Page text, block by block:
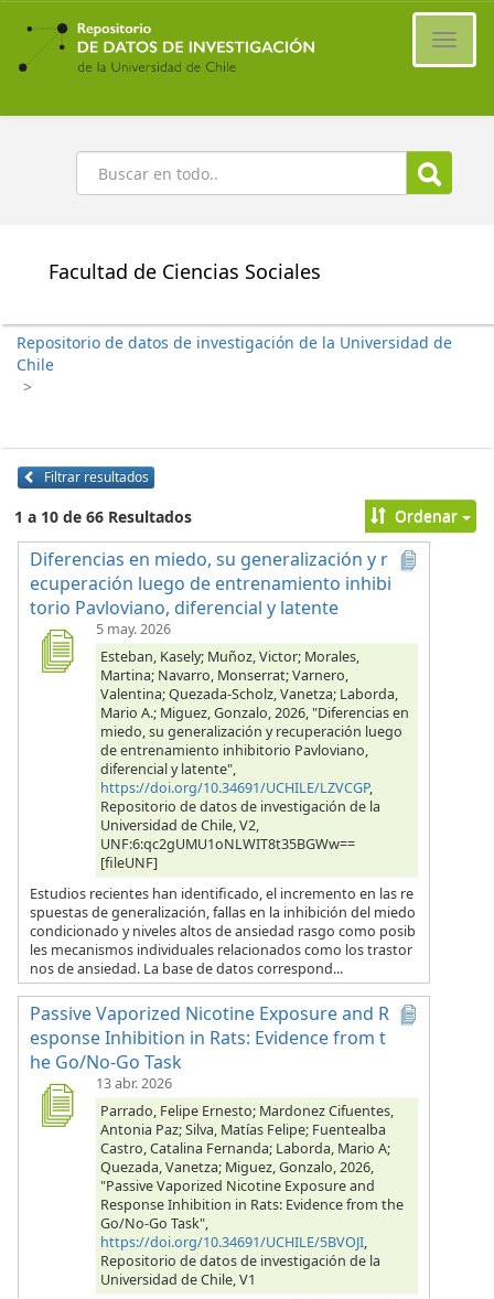
Ir
contenido
principal
Buscar
Facultad de Ciencias Sociales
Repositorio de datos de investigación de la Universidad de
Chile
>
Filtrar resultados
1 a 10 de 66 Resultados Ordenar
Diferencias en miedo, su generalización y r
ecuperación luego de entrenamiento inhibi
torio Pavloviano, diferencial y latente
5 may. 2026
Esteban, Kasely; Muñoz, Victor; Morales,
Martina; Navarro, Monserrat; Varnero,
Valentina; Quezada-Scholz, Vanetza; Laborda,
Mario A.; Miguez, Gonzalo, 2026, "Diferencias en
miedo, su generalización y recuperación luego
de entrenamiento inhibitorio Pavloviano,
diferencial y latente",
https://doi.org/10.34691/UCHILE/LZVCGP,
Repositorio de datos de investigación de la
Universidad de Chile, V2,
UNF:6:qc2gUMU1oNLWIT8t35BGWw==
[fileUNF]
Estudios recientes han identificado, el incremento en las re
spuestas de generalización, fallas en la inhibición del miedo
condicionado y niveles altos de ansiedad rasgo como posib
les mecanismos individuales relacionados como los trastor
nos de ansiedad. La base de datos correspond...
Passive Vaporized Nicotine Exposure and R
esponse Inhibition in Rats: Evidence from t
he Go/No-Go Task
13 abr. 2026
Parrado, Felipe Ernesto; Mardonez Cifuentes,
Antonia Paz; Silva, Matías Felipe; Fuentealba
Castro, Catalina Fernanda; Laborda, Mario A;
Quezada, Vanetza; Miguez, Gonzalo, 2026,
"Passive Vaporized Nicotine Exposure and
Response Inhibition in Rats: Evidence from the
Go/No-Go Task",
https://doi.org/10.34691/UCHILE/5BVOJI,
Repositorio de datos de investigación de la
Universidad de Chile, V1